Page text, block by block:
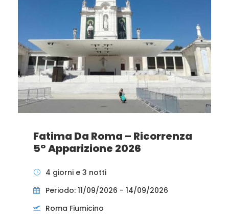
Fatima Da Roma – Ricorrenza
5° Apparizione 2026
4 giorni e 3 notti
Periodo: 11/09/2026 - 14/09/2026
Roma Fiumicino